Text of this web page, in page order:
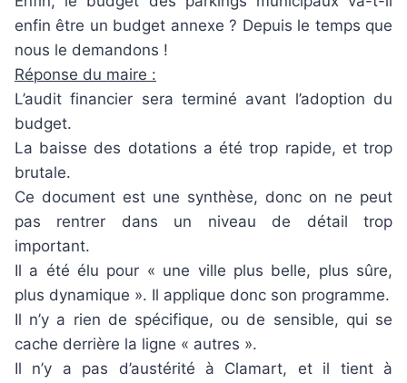
enfin être un budget annexe ? Depuis le temps que
nous le demandons !
Réponse du maire :
L’audit financier sera terminé avant l’adoption du
budget.
La baisse des dotations a été trop rapide, et trop
brutale.
Ce document est une synthèse, donc on ne peut
pas rentrer dans un niveau de détail trop
important.
Il a été élu pour « une ville plus belle, plus sûre,
plus dynamique ». Il applique donc son programme.
Il n’y a rien de spécifique, ou de sensible, qui se
cache derrière la ligne « autres ».
Il n’y a pas d’austérité à Clamart, et il tient à